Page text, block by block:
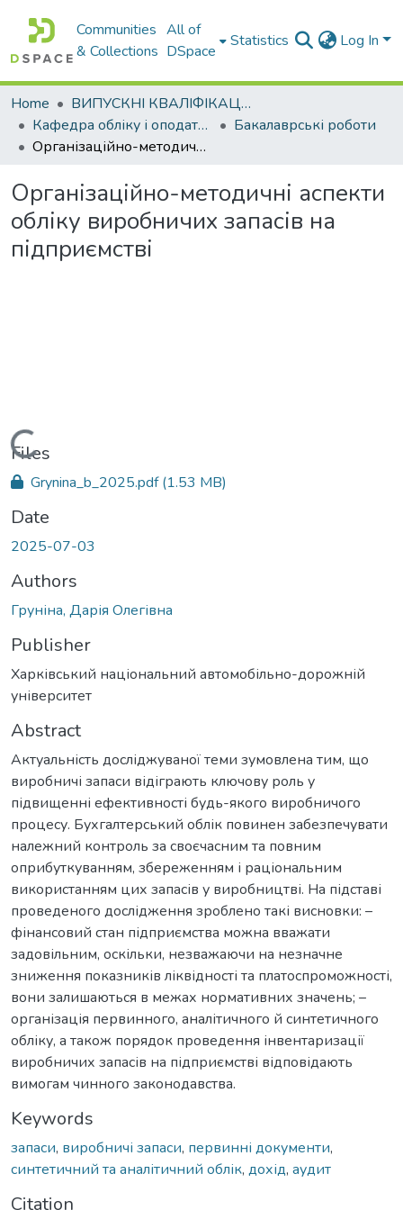
Communities
& Collections
All of
DSpace
Statistics Log In
Home
ВИПУСКНІ КВАЛІФІКАЦІЙНІ РОБОТИ
Кафедра обліку і оподаткування
Бакалаврські роботи
Організаційно-методичні аспекти обліку виробничих запасів на підприємстві
Організаційно-методичні аспекти
обліку виробничих запасів на
підприємстві
Loading...
Files
Grynina_b_2025.pdf(1.53 MB)
Date
2025-07-03
Authors
Груніна, Дарія Олегівна
Publisher
Харківський національний автомобільно-дорожній
університет
Abstract
Актуальність досліджуваної теми зумовлена тим, що
виробничі запаси відіграють ключову роль у
підвищенні ефективності будь-якого виробничого
процесу. Бухгалтерський облік повинен забезпечувати
належний контроль за своєчасним та повним
оприбуткуванням, збереженням і раціональним
використанням цих запасів у виробництві. На підставі
проведеного дослідження зроблено такі висновки: –
фінансовий стан підприємства можна вважати
задовільним, оскільки, незважаючи на незначне
зниження показників ліквідності та платоспроможності,
вони залишаються в межах нормативних значень; –
організація первинного, аналітичного й синтетичного
обліку, а також порядок проведення інвентаризації
виробничих запасів на підприємстві відповідають
вимогам чинного законодавства.
Keywords
запаси, виробничі запаси, первинні документи,
синтетичний та аналітичний облік, дохід, аудит
Citation